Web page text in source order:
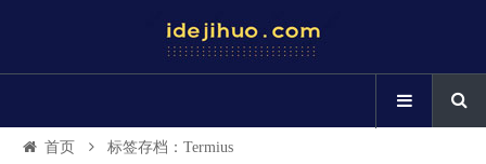
首页 标签存档：Termius